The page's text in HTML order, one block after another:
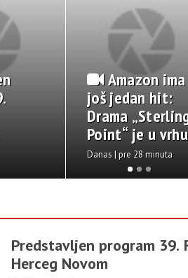
Kragujevac prvi put
domaćin međunarodne
konferencije IKOM-ove
mreže muzeja
RT Kragujevac | pre 4 sati
Predstavljen program
Herceg Novom